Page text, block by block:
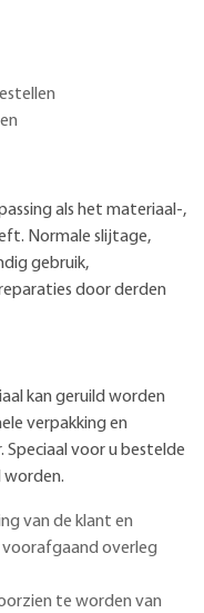
als het materiaal-,
Normale slijtage,
gebruik,
door derden
kan geruild worden
verpakking en
Speciaal voor u bestelde
van de klant en
overleg
te worden van